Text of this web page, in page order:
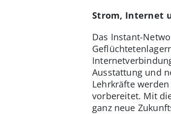
Strom, Internet
Das Instant-
Ausstattung und
Lehrkräfte
vorbereitet. Mit
ganz neue